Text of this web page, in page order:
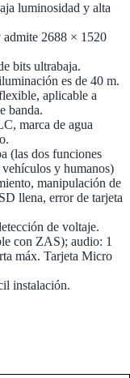
luminosidad y alta
admite 2688 × 1520
bits ultrabaja.
es de 40 m.
aplicable a
banda.
marca de agua
(las dos funciones
y humanos)
manipulación de
llena, error de tarjeta
de voltaje.
con ZAS); audio: 1
máx. Tarjeta Micro
instalación.